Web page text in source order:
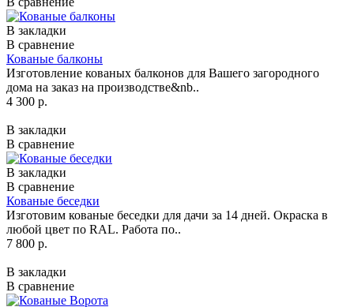
В закладки
В сравнение
Кованые балконы
Изготовление кованых балконов для Вашего загородного
дома на заказ на производстве&nb..
4 300 р.
В закладки
В сравнение
В закладки
В сравнение
Кованые беседки
Изготовим кованые беседки для дачи за 14 дней. Окраска в
любой цвет по RAL. Работа по..
7 800 р.
В закладки
В сравнение